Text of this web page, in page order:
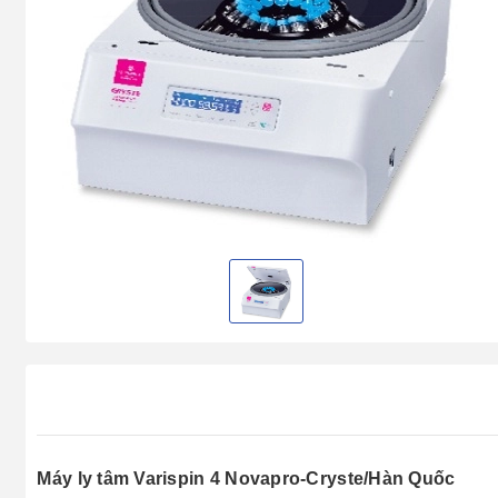
Máy ly tâm Varispin 4 Novapro-Cryste/Hàn Quốc